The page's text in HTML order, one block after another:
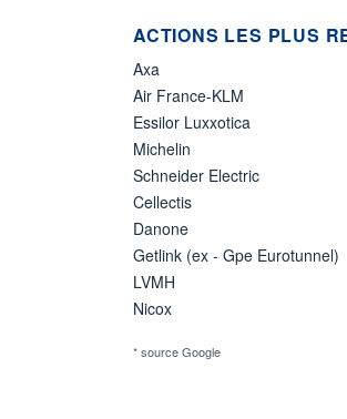
ACTIONS LES PLUS
Axa
Air France-KLM
Essilor Luxxotica
Michelin
Schneider Electric
Cellectis
Danone
Getlink (ex - Gpe Eurotunnel)
LVMH
Nicox
* source Google